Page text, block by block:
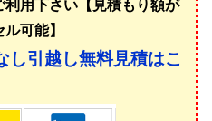
用下さい【見積もり額が
可能】
し引越し無料見積はこ